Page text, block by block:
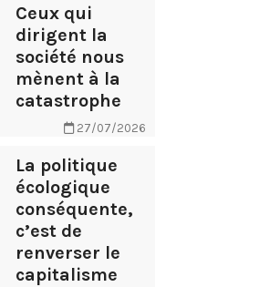
Ceux qui
dirigent la
société nous
mènent à la
catastrophe
27/07/2026
La politique
écologique
conséquente,
c’est de
renverser le
capitalisme